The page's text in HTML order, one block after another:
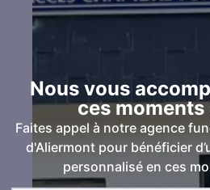
Nous vous
ces
Faites appel à notre agence
d'Aliermont pour bénéficier
personnalisé en ces